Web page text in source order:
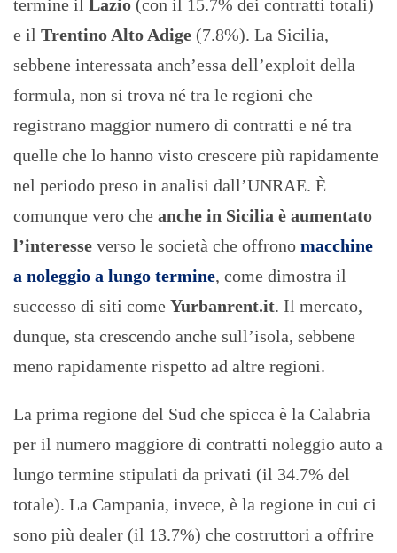
termine il Lazio (con il 15.7% dei contratti totali)
e il Trentino Alto Adige (7.8%). La Sicilia,
sebbene interessata anch’essa dell’exploit della
formula, non si trova né tra le regioni che
registrano maggior numero di contratti e né tra
quelle che lo hanno visto crescere più rapidamente
nel periodo preso in analisi dall’UNRAE. È
comunque vero che anche in Sicilia è aumentato
l’interesse verso le società che offrono macchine
a noleggio a lungo termine, come dimostra il
successo di siti come Yurbanrent.it. Il mercato,
dunque, sta crescendo anche sull’isola, sebbene
meno rapidamente rispetto ad altre regioni.
La prima regione del Sud che spicca è la Calabria
per il numero maggiore di contratti noleggio auto a
lungo termine stipulati da privati (il 34.7% del
totale). La Campania, invece, è la regione in cui ci
sono più dealer (il 13.7%) che costruttori a offrire